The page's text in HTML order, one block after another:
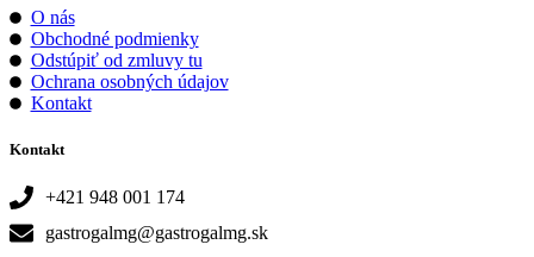
O nás
Obchodné podmienky
Odstúpiť od zmluvy tu
Ochrana osobných údajov
Kontakt
Kontakt
+421 948 001 174
gastrogalmg@gastrogalmg.sk